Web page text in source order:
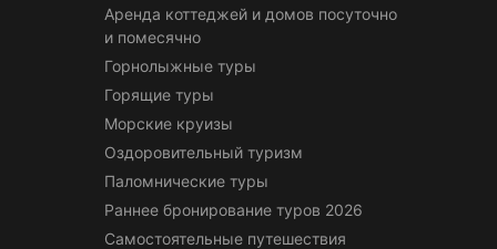
Аренда коттеджей и домов посуточно
и помесячно
Горнолыжные туры
Горящие туры
Морские круизы
Оздоровительный туризм
Паломнические туры
Раннее бронирование туров 2026
Самостоятельные путешествия